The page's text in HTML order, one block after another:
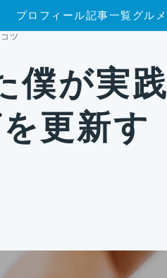
プロフィール記事一覧グルメ
ツ
僕が実践
更新す